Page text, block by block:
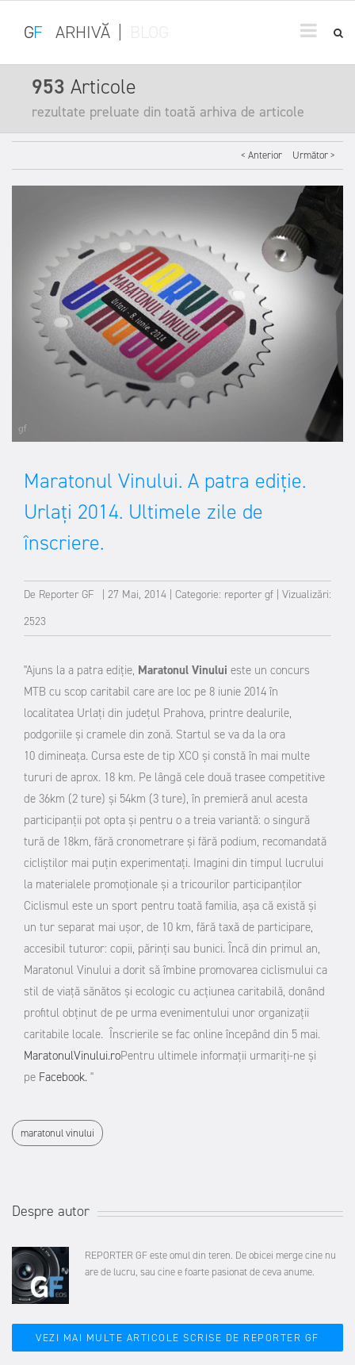
GF ARHIVĂ
953 Articole
rezultate preluate din toată arhiva de articole
< Anterior Următor >
Maratonul Vinului. A patra ediție.
Urlați 2014. Ultimele zile de
înscriere.
De Reporter GF 27 Mai, 2014 Categorie: reporter gf Vizualizări:
2523
"Ajuns la a patra ediţie, Maratonul Vinului este un concurs
MTB cu scop caritabil care are loc pe 8 iunie 2014 în
localitatea Urlaţi din judeţul Prahova, printre dealurile,
podgoriile şi cramele din zonă. Startul se va da la ora
10 dimineaţa. Cursa este de tip XCO şi constă în mai multe
tururi de aprox. 18 km. Pe lângă cele două trasee competitive
de 36km (2 ture) şi 54km (3 ture), în premieră anul acesta
participanţii pot opta şi pentru o a treia variantă: o singură
tură de 18km, fără cronometrare şi fără podium, recomandată
cicliştilor mai puţin experimentaţi. Imagini din timpul lucrului
la materialele promoționale și a tricourilor participanților
Ciclismul este un sport pentru toată familia, aşa că există şi
un tur separat mai uşor, de 10 km, fără taxă de participare,
accesibil tuturor: copii, părinţi sau bunici. Încă din primul an,
Maratonul Vinului a dorit să îmbine promovarea ciclismului ca
stil de viaţă sănătos şi ecologic cu acţiunea caritabilă, donând
profitul obţinut de pe urma evenimentului unor organizaţii
caritabile locale. Înscrierile se fac online începând din 5 mai.
MaratonulVinului.roPentru ultimele informații urmariți-ne și
pe Facebook. "
maratonul vinului
Despre autor
REPORTER GF este omul din teren. De obicei merge cine nu
are de lucru, sau cine e foarte pasionat de ceva anume.
VEZI MAI MULTE ARTICOLE SCRISE DE REPORTER GF